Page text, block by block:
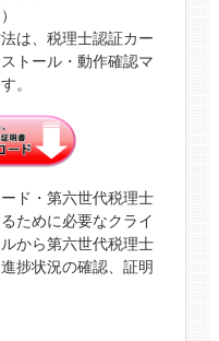
は、税理士認証カー
トール・動作確認マ
。
ド・第六世代税理士
ために必要なクライ
から第六世代税理⼠
捗状況の確認、証明